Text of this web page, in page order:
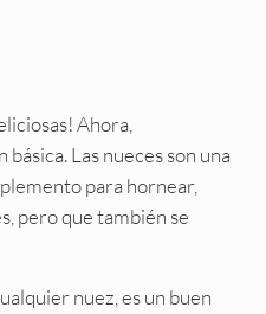
Ahora,
Las nueces son una
para hornear,
pero que también se
nuez, es un buen